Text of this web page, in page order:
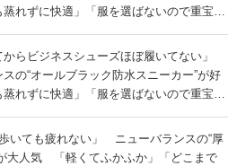
れずに快適」「服を選ばないので重宝」
からビジネスシューズほぼ履いてない」
スの“オールブラック防水スニーカー”が好
れずに快適」「服を選ばないので重宝」
歩いても疲れない」 ニューバランスの“厚
大人気 「軽くてふかふか」「どこまで